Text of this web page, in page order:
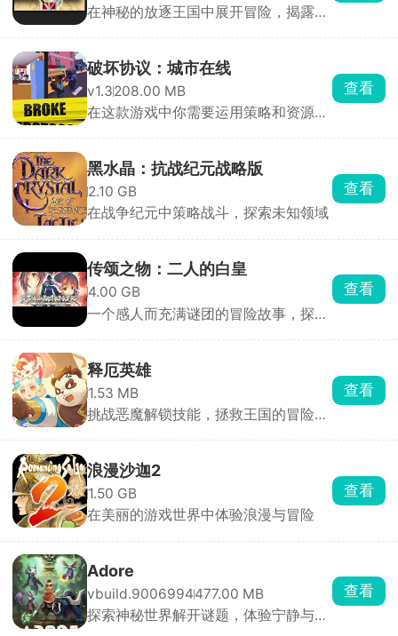
在神秘的放逐王国中展开冒险，揭露真
破坏协议：城市在线
v1.3208.00 MB
在这款游戏中你需要运用策略和资源管
查看
黑水晶：抗战纪元战略版
2.10 GB
在战争纪元中策略战斗，探索未知领域
查看
传颂之物：二人的白皇
4.00 GB
一个感人而充满谜团的冒险故事，探寻
查看
释厄英雄
1.53 MB
挑战恶魔解锁技能，拯救王国的冒险动
查看
浪漫沙迦2
1.50 GB
在美丽的游戏世界中体验浪漫与冒险
查看
Adore
vbuild.9006994477.00 MB
探索神秘世界解开谜题，体验宁静与美
查看